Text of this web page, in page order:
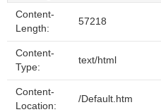
Content-
Length:
57218
Content-
Type:
text/html
Content-
Location:
/Default.htm